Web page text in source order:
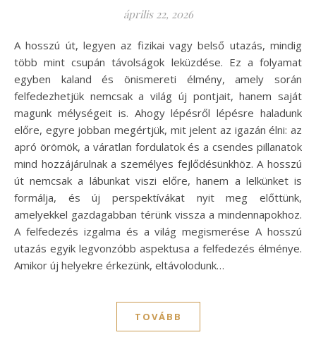
április 22, 2026
A hosszú út, legyen az fizikai vagy belső utazás, mindig
több mint csupán távolságok leküzdése. Ez a folyamat
egyben kaland és önismereti élmény, amely során
felfedezhetjük nemcsak a világ új pontjait, hanem saját
magunk mélységeit is. Ahogy lépésről lépésre haladunk
előre, egyre jobban megértjük, mit jelent az igazán élni: az
apró örömök, a váratlan fordulatok és a csendes pillanatok
mind hozzájárulnak a személyes fejlődésünkhöz. A hosszú
út nemcsak a lábunkat viszi előre, hanem a lelkünket is
formálja, és új perspektívákat nyit meg előttünk,
amelyekkel gazdagabban térünk vissza a mindennapokhoz.
A felfedezés izgalma és a világ megismerése A hosszú
utazás egyik legvonzóbb aspektusa a felfedezés élménye.
Amikor új helyekre érkezünk, eltávolodunk…
TOVÁBB